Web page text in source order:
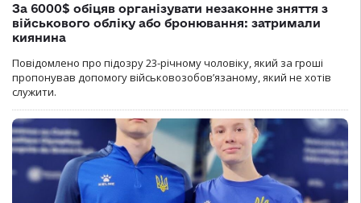
За 6000$ обіцяв організувати незаконне зняття з
військового обліку або бронювання: затримали
киянина
Повідомлено про підозру 23-річному чоловіку, який за гроші
пропонував допомогу військовозобов’язаному, який не хотів
служити.